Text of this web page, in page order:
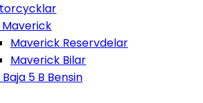
Maverick
Maverick Reservdelar
Maverick Bilar
Baja 5 B Bensin